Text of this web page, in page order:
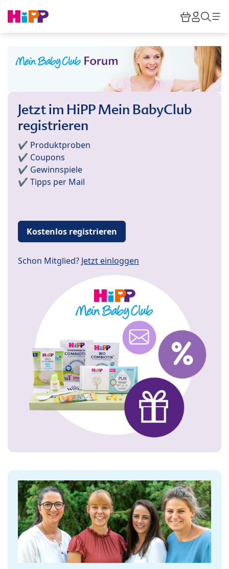
HiPP
Jetzt im HiPP Mein BabyClub
registrieren
✔️ Produktproben
✔️ Coupons
✔️ Gewinnspiele
✔️ Tipps per Mail
Kostenlos registrieren
Schon Mitglied? Jetzt einloggen